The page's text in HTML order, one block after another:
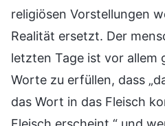
religiösen Vorstellungen
Realität ersetzt. Der
letzten Tage ist vor allem
Worte zu erfüllen, dass
das Wort in das Fleisch